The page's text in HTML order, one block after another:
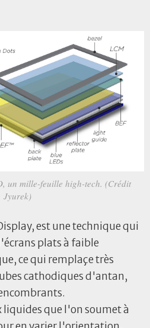
un mille-feuille high-tech. (Crédit
Jyurek)
est une technique qui
plats à faible
ce qui remplaçe très
cathodiques d'antan,
liquides que l'on soumet à